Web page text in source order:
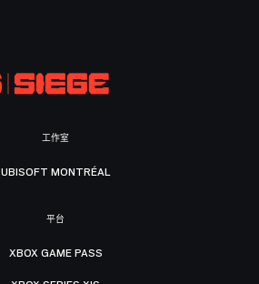
工作室
UBISOFT MONTRÉAL
平台
XBOX GAME PASS